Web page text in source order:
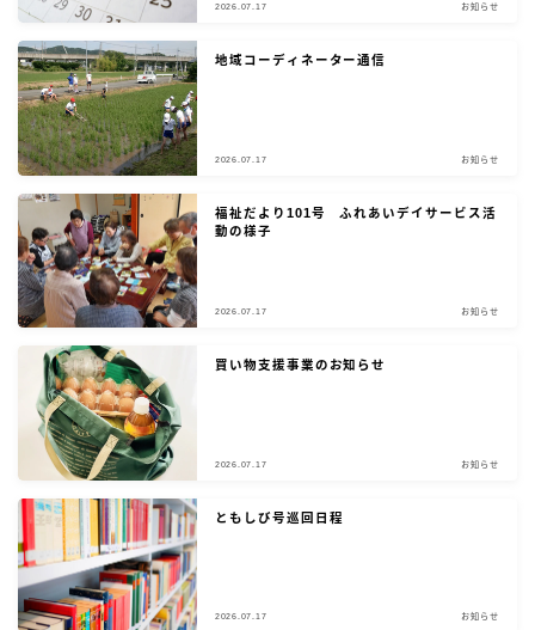
2026.07.17 お知らせ
地域コーディネーター通信
2026.07.17 お知らせ
福祉だより101号 ふれあいデイサービス活
動の様子
2026.07.17 お知らせ
買い物支援事業のお知らせ
2026.07.17 お知らせ
ともしび号巡回日程
2026.07.17 お知らせ